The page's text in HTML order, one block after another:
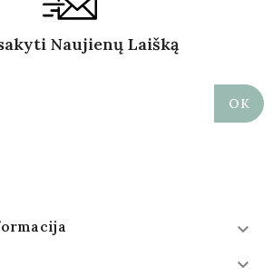
Naujienų Laišką

